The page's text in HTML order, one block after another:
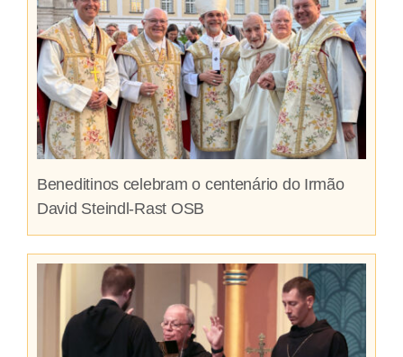
Beneditinos celebram o centenário do Irmão
David Steindl-Rast OSB